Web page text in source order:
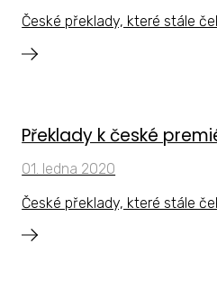
České překlady, které stále
Překlady k české
01. ledna 2020
České překlady, které stále